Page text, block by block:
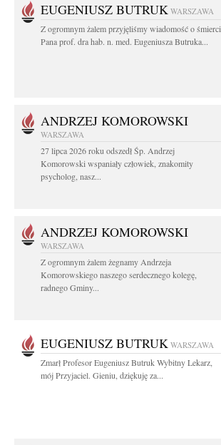
EUGENIUSZ BUTRUK WARSZAWA
Z ogromnym żalem przyjęliśmy wiadomość o śmierci
Pana prof. dra hab. n. med. Eugeniusza Butruka...
ANDRZEJ KOMOROWSKI
WARSZAWA
27 lipca 2026 roku odszedł Śp. Andrzej
Komorowski wspaniały człowiek, znakomity
psycholog, nasz...
ANDRZEJ KOMOROWSKI
WARSZAWA
Z ogromnym żalem żegnamy Andrzeja
Komorowskiego naszego serdecznego kolegę,
radnego Gminy...
EUGENIUSZ BUTRUK WARSZAWA
Zmarł Profesor Eugeniusz Butruk Wybitny Lekarz,
mój Przyjaciel. Gieniu, dziękuję za...